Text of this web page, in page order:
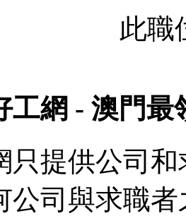
此職
工網 - 澳門最
只提供公司
公司與求職